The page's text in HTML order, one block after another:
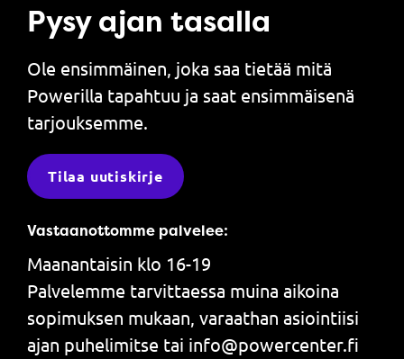
Pysy ajan tasalla
Ole ensimmäinen, joka saa tietää mitä
Powerilla tapahtuu ja saat ensimmäisenä
tarjouksemme.
Tilaa uutiskirje
Vastaanottomme palvelee:
Maanantaisin klo 16-19
Palvelemme tarvittaessa muina aikoina
sopimuksen mukaan, varaathan asiointiisi
ajan puhelimitse tai info@powercenter.fi